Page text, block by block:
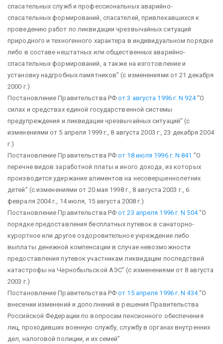
спасательных служб и профессиональных аварийно-
спасательных формирований, спасателей, привлекавшихся к
проведению работ по ликвидации чрезвычайных ситуаций
природного и техногенного характера в индивидуальном порядке
либо в составе нештатных или общественных аварийно-
спасательных формирований, а также на изготовление и
установку надгробных памятников” (с изменениями от 21 декабря
2000 г.)
Постановление Правительства РФот 3 августа 1996 г. N 924“О
силах и средствах единой государственной системы
предупреждения и ликвидации чрезвычайных ситуаций” (с
изменениями от 5 апреля 1999 г., 8 августа 2003 г., 23 декабря 2004
г.)
Постановление Правительства РФот 18 июля 1996 г. N 841 “О
перечне видов заработной платы и иного дохода, из которых
производится удержание алиментов на несовершеннолетних
детей” (с изменениями от 20 мая 1998 г., 8 августа 2003 г., 6
февраля 2004 г., 14 июля, 15 августа 2008 г.)
Постановление Правительства РФот 23 апреля 1996 г. N 504“О
порядке предоставления бесплатных путевок в санаторно-
курортное или другое оздоровительное учреждение либо
выплаты денежной компенсации в случае невозможности
предоставления путевок участникам ликвидации последствий
катастрофы на Чернобыльской АЭС” (с изменениями от 8 августа
2003 г.)
Постановление Правительства РФот 15 апреля 1996 г. N 434“О
внесении изменений и дополнений в решения Правительства
Российской Федерации по вопросам пенсионного обеспечения
лиц, проходивших военную службу, службу в органах внутренних
дел, налоговой полиции, и их семей”